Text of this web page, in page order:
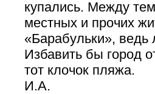
купались. Между
местных и прочих
«Барабульки», ведь
Избавить бы город
тот клочок пляжа.
И.А.